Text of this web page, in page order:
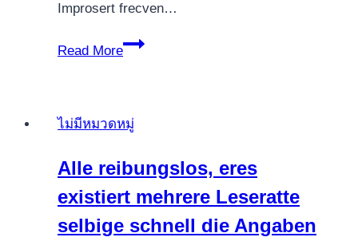
es
Improsert frecven…
Read More
Cum
sectorul
ocean
al
cazinourilor
când
ไม่มีหมวดหมู่
Alle reibungslos, eres
existiert mehrere Leseratte
selbige schnell die Angaben